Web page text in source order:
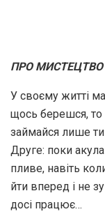
ПРО
У своєму житті
щось берешся,
займайся лише
Друге: поки
пливе, навіть
йти вперед і не
досі працює…